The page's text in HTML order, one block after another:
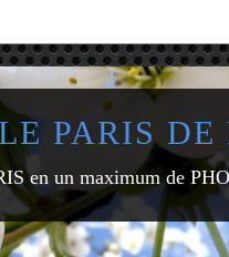
PARIS DE
en un maximum de